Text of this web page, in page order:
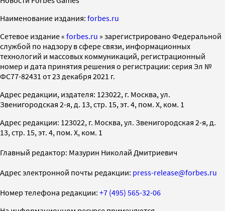
Наименование издания: forbes.ru
Cетевое издание « forbes.ru » зарегистрировано Федеральной
службой по надзору в сфере связи, информационных
технологий и массовых коммуникаций, регистрационный
номер и дата принятия решения о регистрации: серия Эл №
ФС77-82431 от 23 декабря 2021 г.
Адрес редакции, издателя: 123022, г. Москва, ул.
Звенигородская 2-я, д. 13, стр. 15, эт. 4, пом. X, ком. 1
Адрес редакции: 123022, г. Москва, ул. Звенигородская 2-я, д.
13, стр. 15, эт. 4, пом. X, ком. 1
Главный редактор: Мазурин Николай Дмитриевич
Адрес электронной почты редакции: press-release@forbes.ru
Номер телефона редакции: +7 (495) 565-32-06